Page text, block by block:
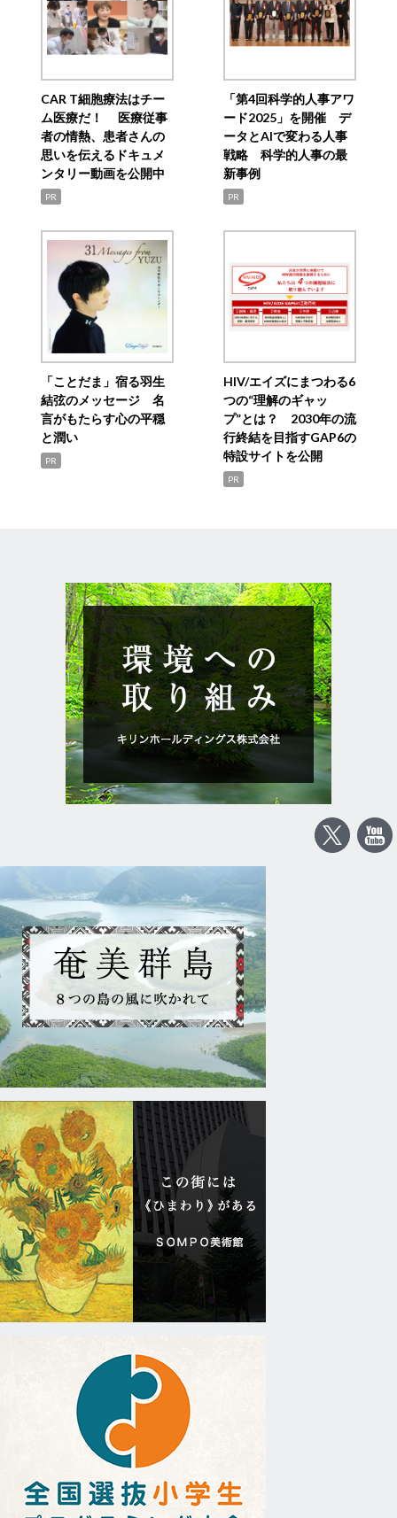
CAR T細胞療法はチー
ム医療だ！ 医療従事
者の情熱、患者さんの
思いを伝えるドキュメ
ンタリー動画を公開中
PR
「第4回科学的人事アワ
ード2025」を開催 デ
ータとAIで変わる人事
戦略 科学的人事の最
新事例
PR
「ことだま」宿る羽生
結弦のメッセージ 名
言がもたらす心の平穏
と潤い
PR
HIV/エイズにまつわる6
つの“理解のギャッ
プ”とは？ 2030年の流
行終結を目指すGAP6の
特設サイトを公開
PR